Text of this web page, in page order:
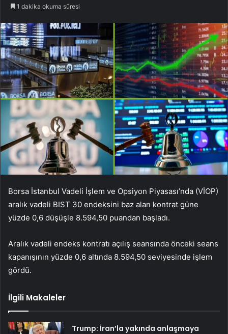
1 dakika okuma süresi
Borsa İstanbul Vadeli İşlem ve Opsiyon Piyasası’nda (VİOP)
aralık vadeli BIST 30 endeksini baz alan kontrat güne
yüzde 0,6 düşüşle 8.594,50 puandan başladı.
Aralık vadeli endeks kontratı açılış seansında önceki seans
kapanışının yüzde 0,6 altında 8.594,50 seviyesinde işlem
gördü.
İlgili Makaleler
Trump: İran’la yakında anlaşmaya